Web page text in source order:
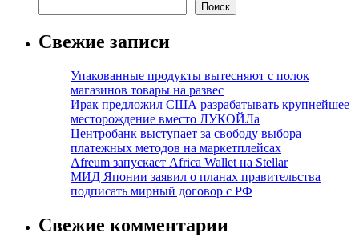
Поиск
Свежие записи
Упакованные продукты вытесняют с полок
магазинов товары на развес
Ирак предложил США разрабатывать крупнейшее
месторождение вместо ЛУКОЙЛа
Центробанк выступает за свободу выбора
платежных методов на маркетплейсах
Afreum запускает Africa Wallet на Stellar
МИД Японии заявил о планах правительства
подписать мирный договор с РФ
Свежие комментарии